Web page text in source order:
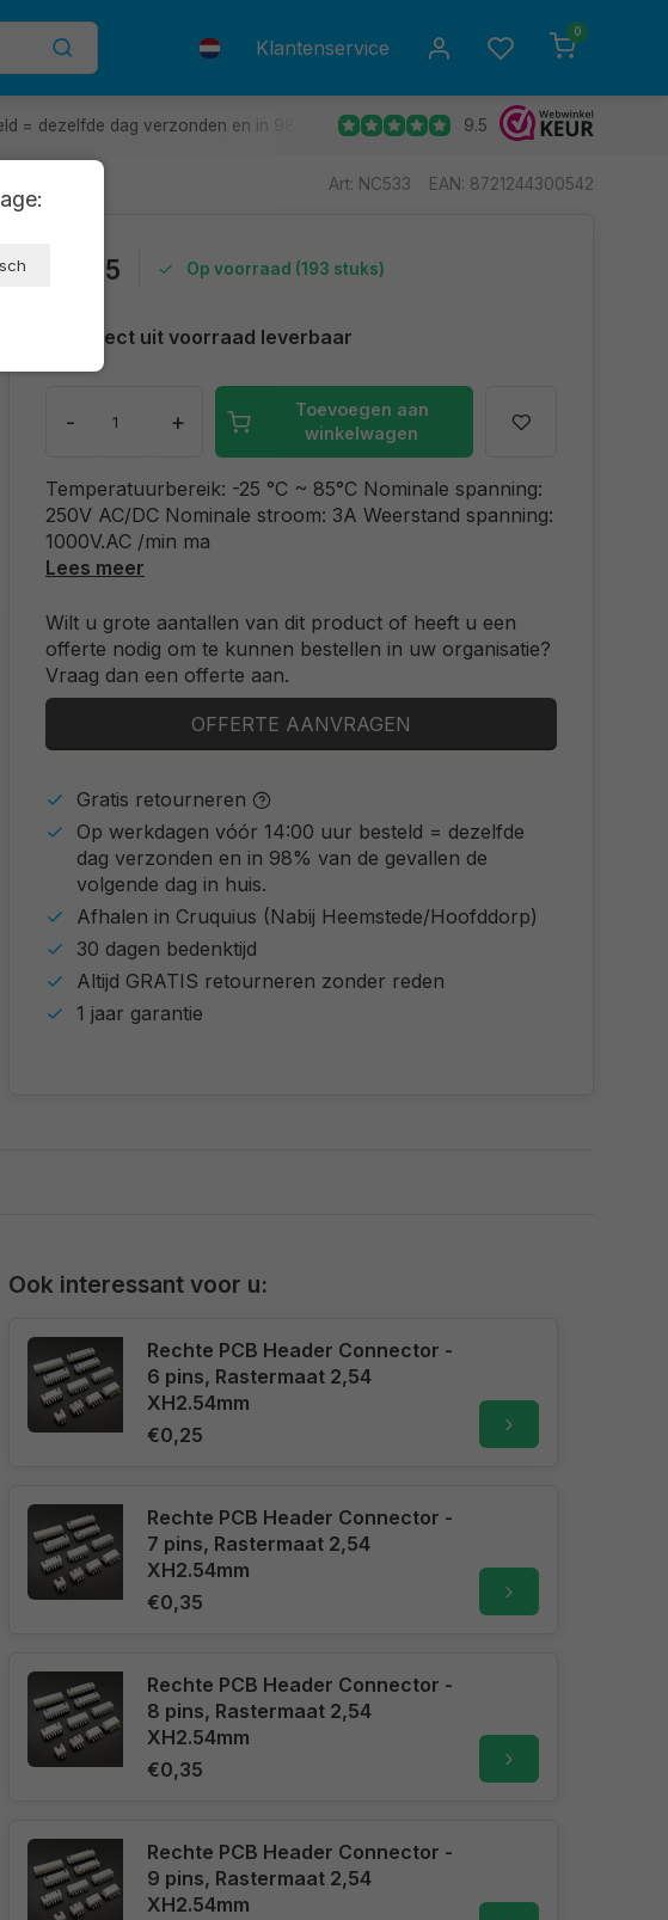
Klantenservice
0
= dezelfde dag verzonden en in 98% van de gevallen de volgende dag in huis.
9.5
Art: NC533 EAN: 8721244300542
€0,25 Op voorraad (193 stuks)
Direct uit voorraad leverbaar
- +
Toevoegen aan
winkelwagen
Temperatuurbereik: -25 °C ~ 85°C Nominale spanning:
250V AC/DC Nominale stroom: 3A Weerstand spanning:
1000V.AC /min ma
Lees meer
Wilt u grote aantallen van dit product of heeft u een
offerte nodig om te kunnen bestellen in uw organisatie?
Vraag dan een offerte aan.
OFFERTE AANVRAGEN
Gratis retourneren
Op werkdagen vóór 14:00 uur besteld = dezelfde
dag verzonden en in 98% van de gevallen de
volgende dag in huis.
Afhalen in Cruquius (Nabij Heemstede/Hoofddorp)
30 dagen bedenktijd
Altijd GRATIS retourneren zonder reden
1 jaar garantie
Ook interessant voor u:
Rechte PCB Header Connector -
6 pins, Rastermaat 2,54
XH2.54mm
€0,25
Rechte PCB Header Connector -
7 pins, Rastermaat 2,54
XH2.54mm
€0,35
Rechte PCB Header Connector -
8 pins, Rastermaat 2,54
XH2.54mm
€0,35
Rechte PCB Header Connector -
9 pins, Rastermaat 2,54
XH2.54mm